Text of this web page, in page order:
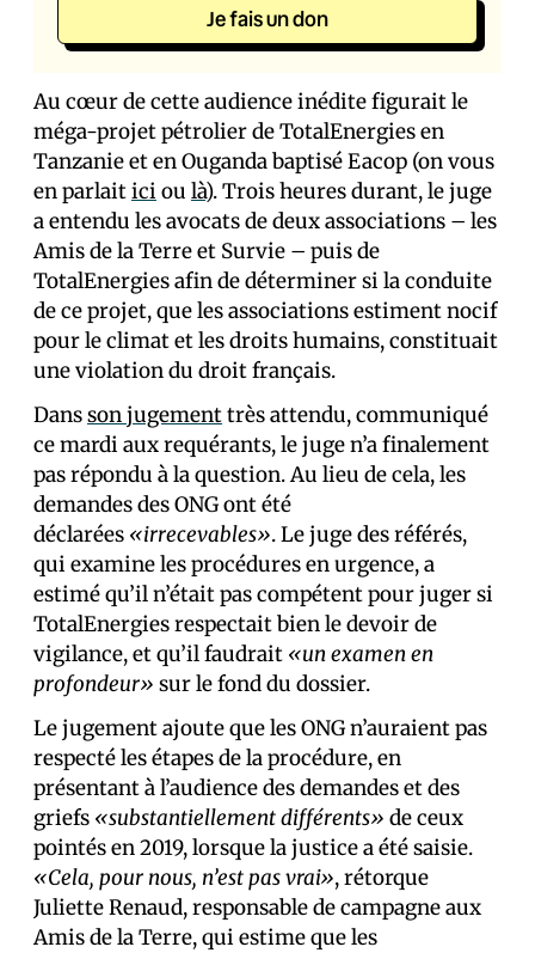
Je fais un don
Au cœur de cette audience inédite figurait le
méga-projet pétrolier de TotalEnergies en
Tanzanie et en Ouganda baptisé Eacop (on vous
en parlaitici ou là). Trois heures durant, le juge
a entendu les avocats de deux associations – les
Amis de la Terre et Survie – puis de
TotalEnergies afin de déterminer si la conduite
de ce projet, que les associations estiment nocif
pour le climat et les droits humains, constituait
une violation du droit français.
Dansson jugementtrès attendu, communiqué
ce mardi aux requérants, le juge n’a finalement
pas répondu à la question. Au lieu de cela, les
demandes des ONG ont été
déclarées «irrecevables». Le juge des référés,
qui examine les procédures en urgence, a
estimé qu’il n’était pas compétent pour juger si
TotalEnergies respectait bien le devoir de
vigilance, et qu’il faudrait «un examen en
profondeur» sur le fond du dossier.
Le jugement ajoute que les ONG n’auraient pas
respecté les étapes de la procédure, en
présentant à l’audience des demandes et des
griefs «substantiellement différents» de ceux
pointés en 2019, lorsque la justice a été saisie.
«Cela, pour nous, n’est pas vrai», rétorque
Juliette Renaud, responsable de campagne aux
Amis de la Terre, qui estime que les